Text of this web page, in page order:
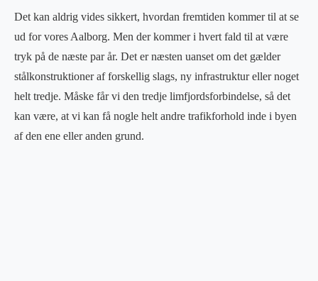
Det kan aldrig vides sikkert, hvordan fremtiden kommer til at se
ud for vores Aalborg. Men der kommer i hvert fald til at være
tryk på de næste par år. Det er næsten uanset om det gælder
stålkonstruktioner af forskellig slags, ny infrastruktur eller noget
helt tredje. Måske får vi den tredje limfjordsforbindelse, så det
kan være, at vi kan få nogle helt andre trafikforhold inde i byen
af den ene eller anden grund.